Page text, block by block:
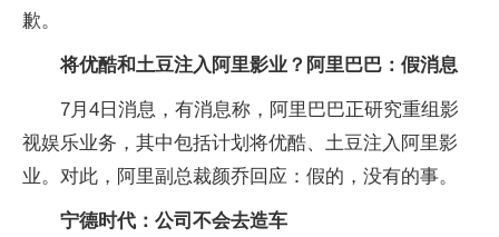
歉。
将优酷和土豆注入阿里影业？阿里巴巴：假消息
7月4日消息，有消息称，阿里巴巴正研究重组影
视娱乐业务，其中包括计划将优酷、土豆注入阿里影
业。对此，阿里副总裁颜乔回应：假的，没有的事。
宁德时代：公司不会去造车